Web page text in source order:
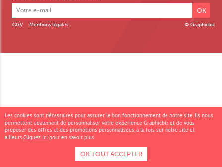
OK
© Graphicbiz
CGV Mentions légales
Les cookies sont nécessaires pour assurer le bon fonctionnement de notre site. Ils nous
permettent également de personnaliser votre expérience Graphicbiz et de vous
proposer des offres et des promotions personnalisées, à la fois sur notre site et
ailleurs.Cliquez ici pour en savoir plus.